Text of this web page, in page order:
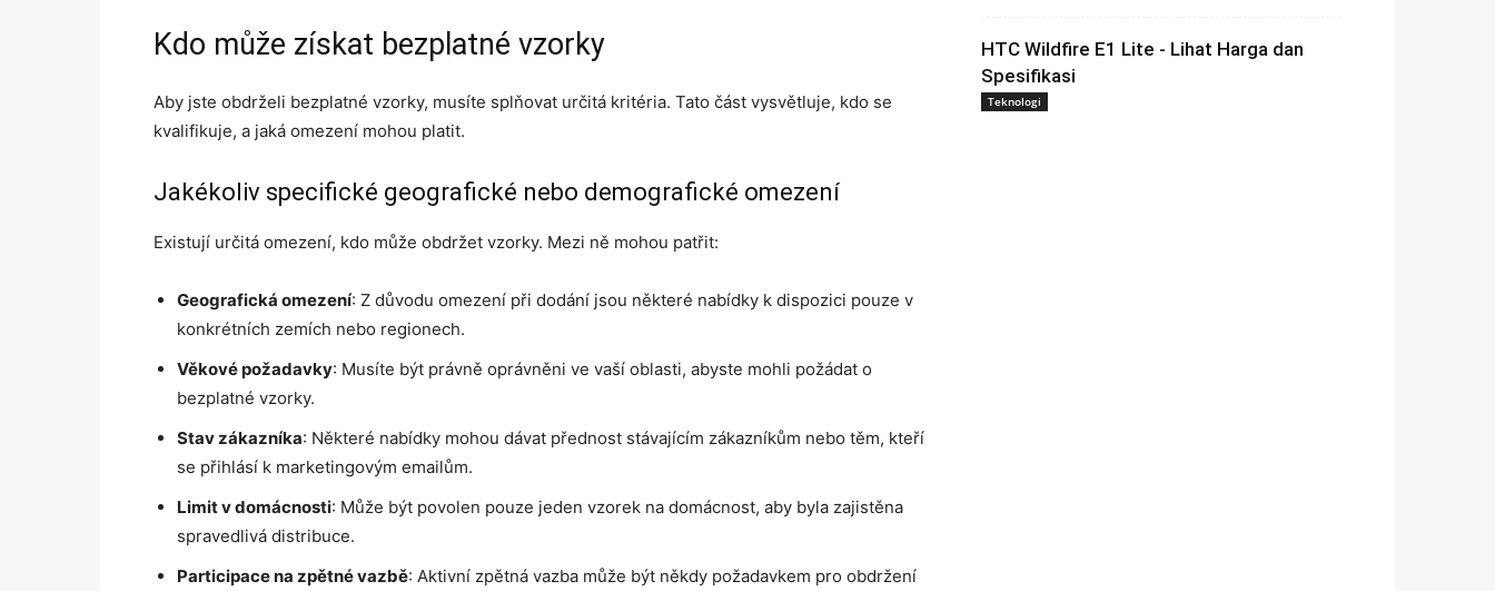
Kdo může získat bezplatné vzorky
Aby jste obdrželi bezplatné vzorky, musíte splňovat určitá kritéria. Tato část vysvětluje, kdo se
kvalifikuje, a jaká omezení mohou platit.
Jakékoliv specifické geografické nebo demografické omezení
Existují určitá omezení, kdo může obdržet vzorky. Mezi ně mohou patřit:
Geografická omezení: Z důvodu omezení při dodání jsou některé nabídky k dispozici pouze v
konkrétních zemích nebo regionech.
Věkové požadavky: Musíte být právně oprávněni ve vaší oblasti, abyste mohli požádat o
bezplatné vzorky.
Stav zákazníka: Některé nabídky mohou dávat přednost stávajícím zákazníkům nebo těm, kteří
se přihlásí k marketingovým emailům.
Limit v domácnosti: Může být povolen pouze jeden vzorek na domácnost, aby byla zajistěna
spravedlivá distribuce.
Participace na zpětné vazbě: Aktivní zpětná vazba může být někdy požadavkem pro obdržení
HTC Wildfire E1 Lite - Lihat Harga dan
Spesifikasi
Teknologi